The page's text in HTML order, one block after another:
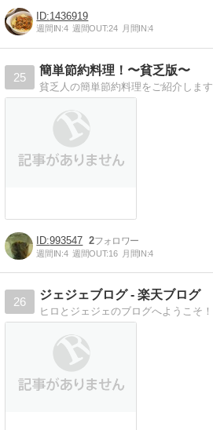
1436919
週間IN:4 週間OUT:24 月間IN:4
25
簡単節約料理！〜貧乏版〜
貧乏人の簡単節約料理をご紹介します
993547 2
週間IN:4 週間OUT:16 月間IN:4
26
ジェジェブログ - 楽天ブログ